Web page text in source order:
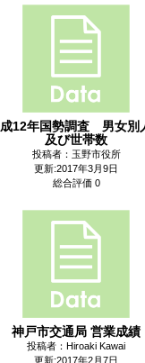
12年国勢調査 男女別
及び世帯数
投稿者：玉野市役所
更新:2017年3月9日
総合評価 0
神戸市交通局 営業成績
投稿者：Hiroaki Kawai
更新:2017年2月7日